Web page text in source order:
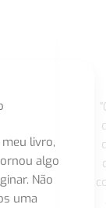
livro,
algo
Não
uma